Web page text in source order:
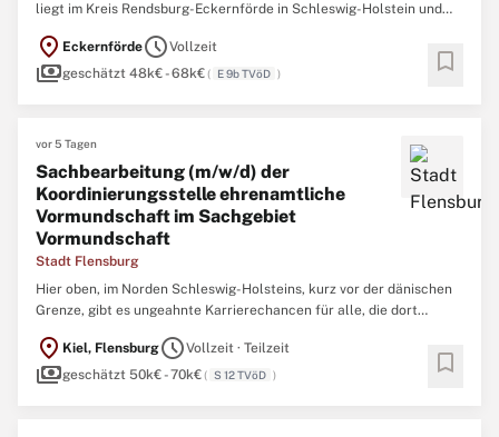
liegt im Kreis Rendsburg-Eckernförde in Schleswig-Holstein und
mehrfach als umweltfreundliche Gemeinde sowie Fairtrade-Stadt
ausgezeichnet, ist anerkanntes Ostseebad seit 1831 und ...
location_on EckernfördescheduleVollzeit
paymentsgeschätzt 48k€ - 68k€( E 9b TVöD ) bookmark
vor 5 Tagen
Sachbearbeitung (m/w/d) der
Koordinierungsstelle ehrenamtliche
Vormundschaft im Sachgebiet
Vormundschaft
Stadt Flensburg
Hier oben, im Norden Schleswig-Holsteins, kurz vor der dänischen
Grenze, gibt es ungeahnte Karrierechancen für alle, die dort
gemeinsam mit uns die Stadt Flensburg innovativ gestalten? Dann
können Sie sich auf die Ostsee, unseren idyllischen Hafen ...
location_on Kiel, FlensburgscheduleVollzeit · Teilzeit
paymentsgeschätzt 50k€ - 70k€( S 12 TVöD ) bookmark